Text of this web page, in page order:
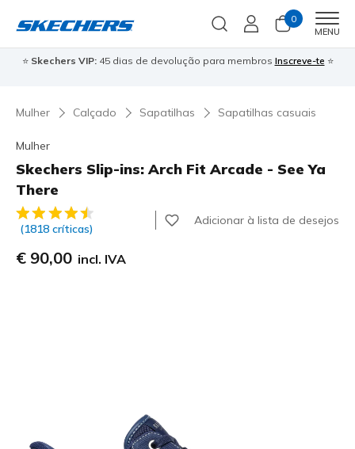
0
MENU
⭐ Skechers VIP:45 dias de devolução para membros Inscreve-te ⭐
Mulher Calçado Sapatilhas Sapatilhas casuais
Mulher
Skechers Slip-ins: Arch Fit Arcade - See Ya
There
5 de 5 – Classificação do cliente
(1818 críticas)
Adicionar à lista de desejos
€ 90,00 incl. IVA